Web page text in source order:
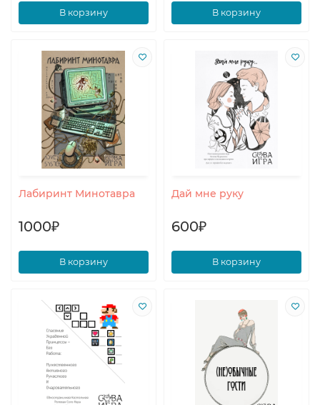
В корзину В корзину
Лабиринт Минотавра
1000₽
В корзину
Дай мне руку
600₽
В корзину